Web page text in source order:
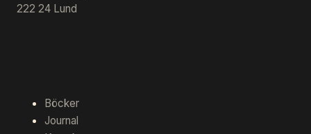
222 24 Lund
Böcker
Journal